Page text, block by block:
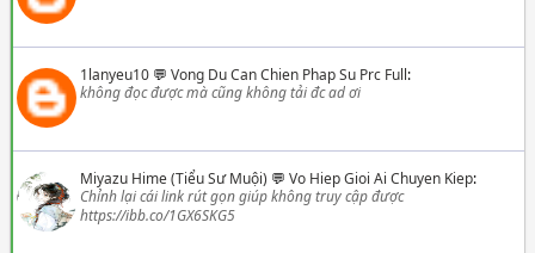
1lanyeu10💬 Vong Du Can Chien Phap Su Prc Full:
không đọc được mà cũng không tải đc ad ơi
Miyazu Hime (Tiểu Sư Muội) 💬 Vo Hiep Gioi Ai Chuyen Kiep:
Chỉnh lại cái link rút gọn giúp không truy cập được
https://ibb.co/1GX6SKG5